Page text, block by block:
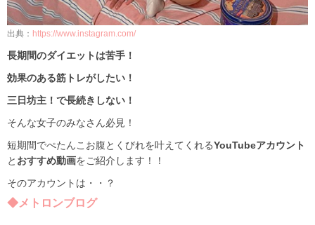
出典： https://www.instagram.com/
長期間のダイエットは苦手！
効果のある筋トレがしたい！
三日坊主！で長続きしない！
そんな女子のみなさん必見！
短期間でぺたんこお腹とくびれを叶えてくれるYouTubeアカウント
と おすすめ動画をご紹介します！！
そのアカウントは・・？
◆メトロンブログ